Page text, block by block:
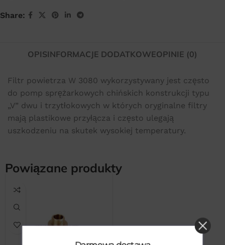
Share:
OPISINFORMACJE DODATKOWEOPINIE (0)
Filtr powietrza W 3080 wykorzystywany jest często
do pomp sprężarkowych chińskich konstrukcji typu
„V” dwu i trzytłokowych w których oryginalne filtry
mają plastikowe przyłącza i często ulegają
uszkodzeniu na skutek wysokiej temperatury.
Powiązane produkty